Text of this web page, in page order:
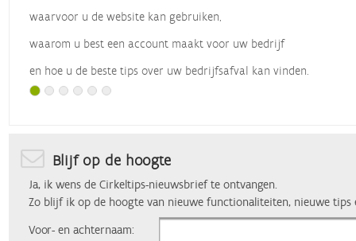
waarvoor u de website kan gebruiken,
waarom u best een account maakt voor uw bedrijf
en hoe u de beste tips over uw bedrijfsafval kan vinden.
Blijf op de hoogte
Ja, ik wens de Cirkeltips-nieuwsbrief te ontvangen.
Zo blijf ik op de hoogte van nieuwe functionaliteiten, nieuwe tips
Voor- en achternaam: